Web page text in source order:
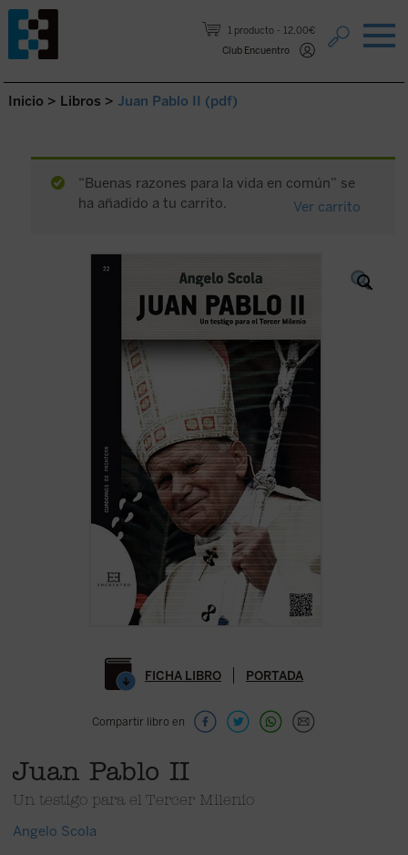
1 producto
12,00€
Club Encuentro
Saltar al contenido.
Inicio > Libros > Juan Pablo II (pdf)
“Buenas razones para la vida en común” se
ha añadido a tu carrito.
Ver carrito
FICHA LIBRO PORTADA
Compartir libro en
Juan Pablo II
Un testigo para el Tercer Milenio
Angelo Scola